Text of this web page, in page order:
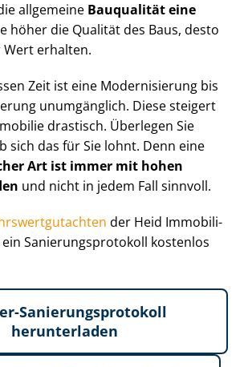
allgemeine Bauqualität eine
höher die Qualität des Baus, desto
erhalten.
Zeit ist eine Modernisierung bis
unumgänglich. Diese steigert
drastisch. Überlegen Sie
sich das für Sie lohnt. Denn eine
Art ist immer mit hohen
und nicht in jedem Fall sinnvoll.
der Heid Im­mo­bi­li­
Sa­nie­rungs­pro­to­koll kostenlos
Sa­nie­rungs­pro­to­koll
herunterladen